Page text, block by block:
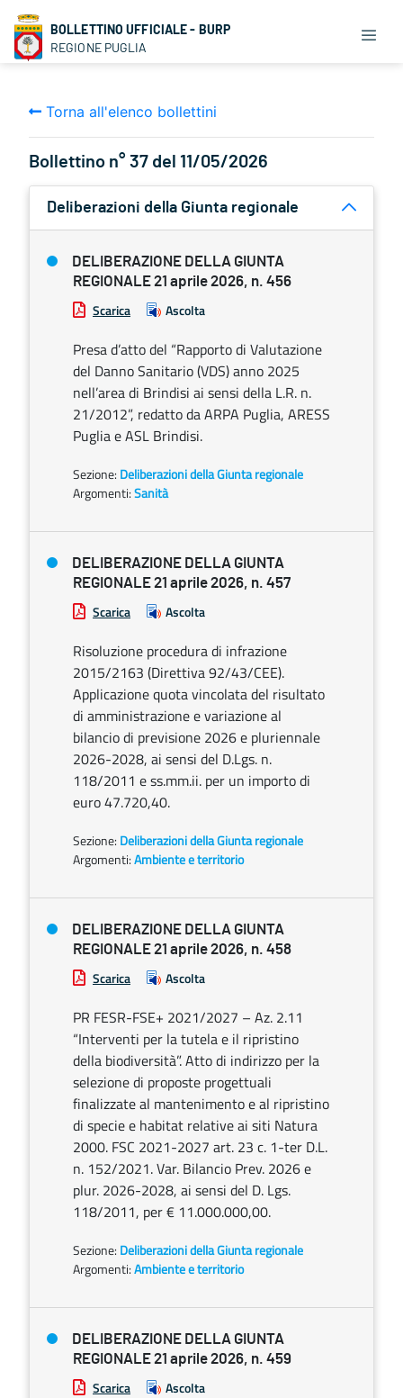
BOLLETTINO UFFICIALE - BURP
REGIONE PUGLIA
Torna all'elenco bollettini
Bollettino n° 37 del 11/05/2026
Deliberazioni della Giunta regionale
DELIBERAZIONE DELLA GIUNTA
REGIONALE 21 aprile 2026, n. 456
Scarica Ascolta
Presa d’atto del “Rapporto di Valutazione
del Danno Sanitario (VDS) anno 2025
nell’area di Brindisi ai sensi della L.R. n.
21/2012”, redatto da ARPA Puglia, ARESS
Puglia e ASL Brindisi.
Sezione: Deliberazioni della Giunta regionale
Argomenti:Sanità
DELIBERAZIONE DELLA GIUNTA
REGIONALE 21 aprile 2026, n. 457
Scarica Ascolta
Risoluzione procedura di infrazione
2015/2163 (Direttiva 92/43/CEE).
Applicazione quota vincolata del risultato
di amministrazione e variazione al
bilancio di previsione 2026 e pluriennale
2026-2028, ai sensi del D.Lgs. n.
118/2011 e ss.mm.ii. per un importo di
euro 47.720,40.
Sezione: Deliberazioni della Giunta regionale
Argomenti:Ambiente e territorio
DELIBERAZIONE DELLA GIUNTA
REGIONALE 21 aprile 2026, n. 458
Scarica Ascolta
PR FESR-FSE+ 2021/2027 – Az. 2.11
“Interventi per la tutela e il ripristino
della biodiversità”. Atto di indirizzo per la
selezione di proposte progettuali
finalizzate al mantenimento e al ripristino
di specie e habitat relative ai siti Natura
2000. FSC 2021-2027 art. 23 c. 1-ter D.L.
n. 152/2021. Var. Bilancio Prev. 2026 e
plur. 2026-2028, ai sensi del D. Lgs.
118/2011, per € 11.000.000,00.
Sezione: Deliberazioni della Giunta regionale
Argomenti:Ambiente e territorio
DELIBERAZIONE DELLA GIUNTA
REGIONALE 21 aprile 2026, n. 459
Scarica Ascolta